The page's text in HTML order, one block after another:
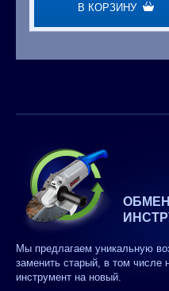
В КОРЗИНУ
Мы предлагаем уникальную
заменить старый, в том числе
инструмент на новый.